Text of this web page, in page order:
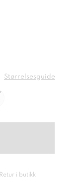
Størrelsesguide
Retur i butikk